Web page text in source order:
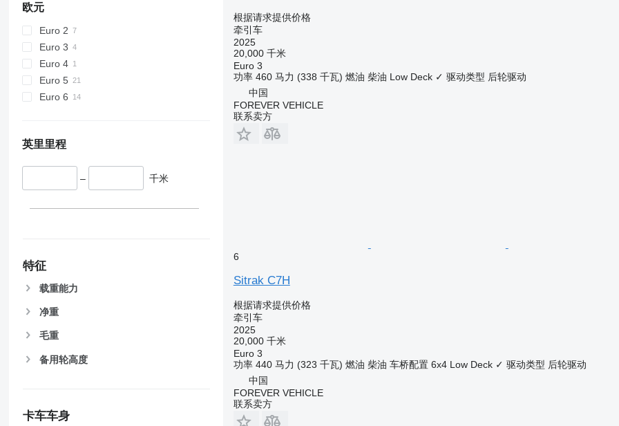
欧元
Euro 2
Euro 3
Euro 4
Euro 5
Euro 6
英里里程
– 千米
特征
载重能力
净重
毛重
备用轮高度
卡车车身
根据请求提供价格
牵引车
2025
20,000 千米
Euro 3
功率 460 马力 (338 千瓦) 燃油 柴油 Low Deck ✓ 驱动类型 后轮驱动
中国
FOREVER VEHICLE
联系卖方
6
Sitrak C7H
根据请求提供价格
牵引车
2025
20,000 千米
Euro 3
功率 440 马力 (323 千瓦) 燃油 柴油 车桥配置 6x4 Low Deck ✓ 驱动类型 后轮驱动
中国
FOREVER VEHICLE
联系卖方